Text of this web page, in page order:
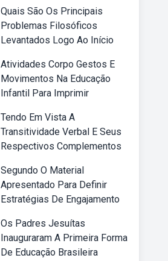
Quais São Os Principais
Problemas Filosóficos
Levantados Logo Ao Início
Atividades Corpo Gestos E
Movimentos Na Educação
Infantil Para Imprimir
Tendo Em Vista A
Transitividade Verbal E Seus
Respectivos Complementos
Segundo O Material
Apresentado Para Definir
Estratégias De Engajamento
Os Padres Jesuítas
Inauguraram A Primeira Forma
De Educação Brasileira